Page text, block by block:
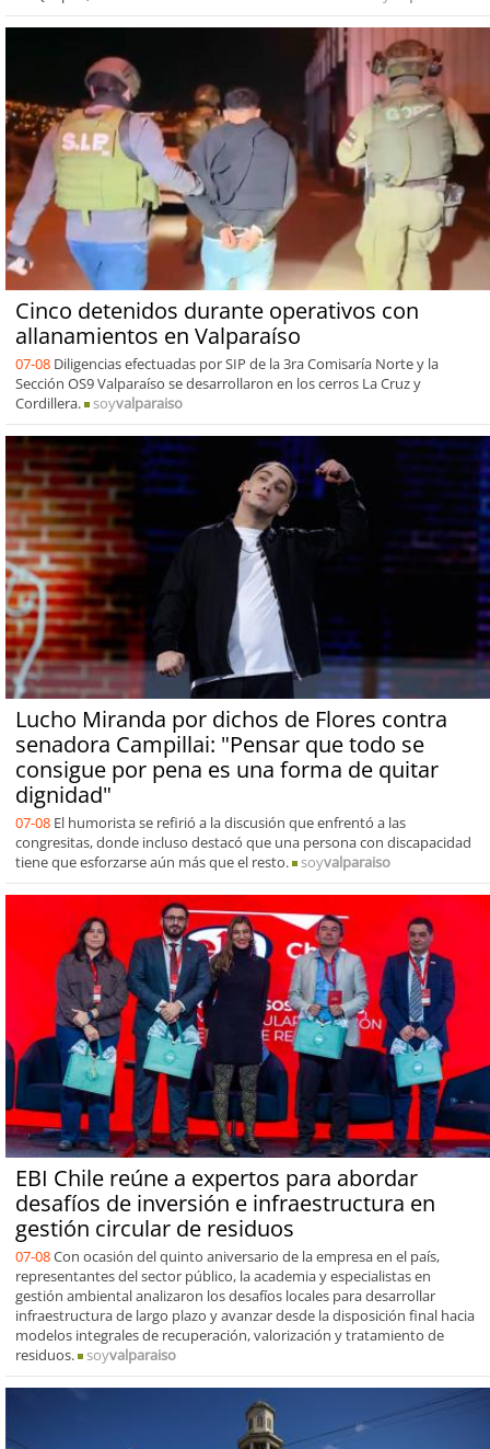
Cinco detenidos durante operativos con
allanamientos en Valparaíso
07-08 Diligencias efectuadas por SIP de la 3ra Comisaría Norte y la
Sección OS9 Valparaíso se desarrollaron en los cerros La Cruz y
Cordillera.
soyvalparaiso
Lucho Miranda por dichos de Flores contra
senadora Campillai: "Pensar que todo se
consigue por pena es una forma de quitar
dignidad"
07-08 El humorista se refirió a la discusión que enfrentó a las
congresitas, donde incluso destacó que una persona con discapacidad
tiene que esforzarse aún más que el resto.
soyvalparaiso
EBI Chile reúne a expertos para abordar
desafíos de inversión e infraestructura en
gestión circular de residuos
07-08Con ocasión del quinto aniversario de la empresa en el país,
representantes del sector público, la academia y especialistas en
gestión ambiental analizaron los desafíos locales para desarrollar
infraestructura de largo plazo y avanzar desde la disposición final hacia
modelos integrales de recuperación, valorización y tratamiento de
residuos.
soyvalparaiso